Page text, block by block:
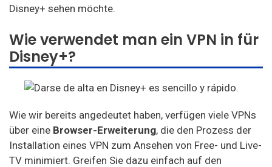
Disney+ sehen möchte.
Wie verwendet man ein VPN in für
Disney+?
Wie wir bereits angedeutet haben, verfügen viele VPNs
über eine Browser-Erweiterung, die den Prozess der
Installation eines VPN zum Ansehen von Free- und Live-
TV minimiert. Greifen Sie dazu einfach auf den